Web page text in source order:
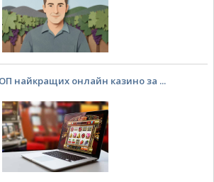
найкращих онлайн казино за ...